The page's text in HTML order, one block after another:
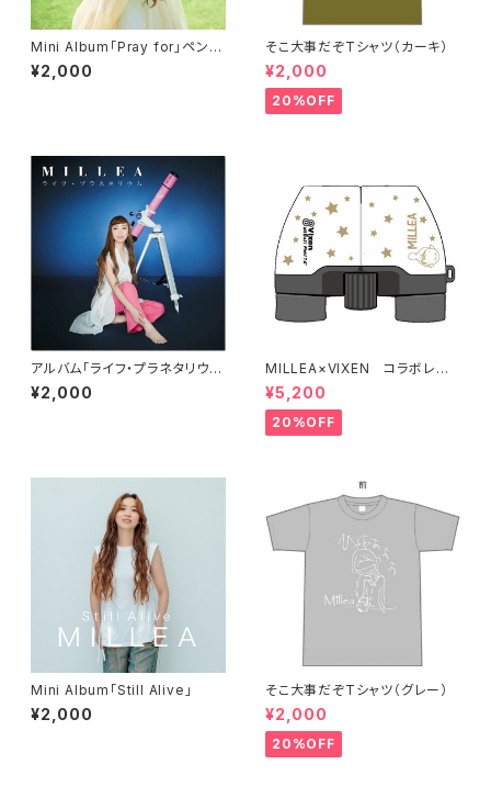
Mini Album「Pray for」ペンス
ケッチアナザージャケットカード
付き
¥2,000
そこ大事だぞTシャツ（カーキ）
¥2,000
20%OFF
アルバム「ライフ・プラネタリウ
ム」
¥2,000
MILLEA×VIXEN コラボレー
ション企画 オリジナル双眼鏡
¥5,200
20%OFF
Mini Album「Still Alive」
¥2,000
そこ大事だぞTシャツ（グレー）
¥2,000
20%OFF